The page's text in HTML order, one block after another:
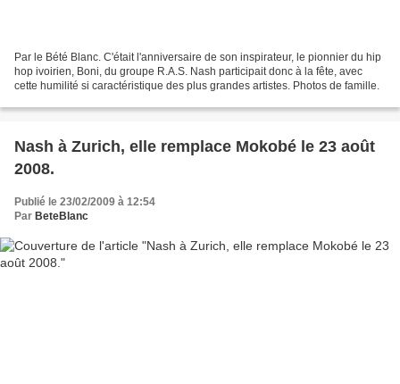
Par le Bété Blanc. C'était l'anniversaire de son inspirateur, le pionnier du hip
hop ivoirien, Boni, du groupe R.A.S. Nash participait donc à la fête, avec
cette humilité si caractéristique des plus grandes artistes. Photos de famille.
Nash à Zurich, elle remplace Mokobé le 23 août
2008.
Publié le 23/02/2009 à 12:54
Par BeteBlanc